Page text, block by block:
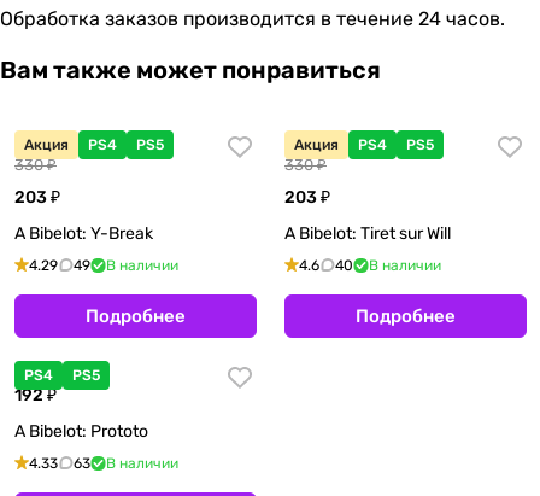
Обработка заказов производится в течение 24 часов.
Вам также может понравиться
Акция PS4 PS5
330 ₽
203 ₽
A Bibelot: Y-Break
4.29 49 В наличии
Подробнее
Акция PS4 PS5
330 ₽
203 ₽
A Bibelot: Tiret sur Will
4.6 40 В наличии
Подробнее
PS4 PS5
192 ₽
A Bibelot: Prototo
4.33 63 В наличии